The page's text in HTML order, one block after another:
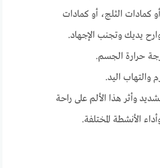
كمادات الثلج، أو كمادات
يديك وتجنب الإجهاد.
حرارة الجسم.
والتهاب اليد.
وأثر هذا الألم على راحة
الأنشطة المختلفة.